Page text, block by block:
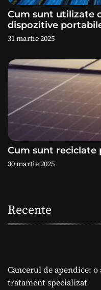
l
e
Cum sunt utilizate
dispozitive
31 martie 2025
Cum sunt reciclate
30 martie 2025
Recente
Cancerul de apendice:
tratament specializat